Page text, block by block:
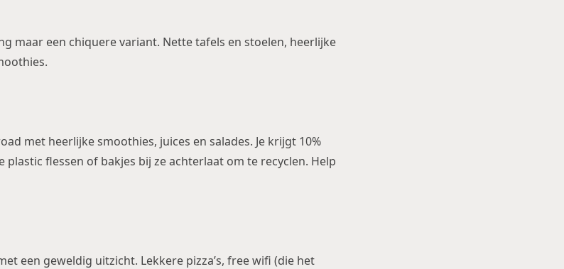
maar een chiquere variant. Nette tafels en stoelen, heerlijke
met heerlijke smoothies, juices en salades. Je krijgt 10%
flessen of bakjes bij ze achterlaat om te recyclen. Help
een geweldig uitzicht. Lekkere pizza’s, free wifi (die het